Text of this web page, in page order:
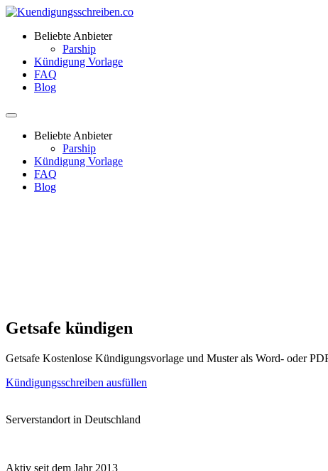
Beliebte Anbieter
Parship
Kündigung Vorlage
FAQ
Blog
Beliebte Anbieter
Parship
Kündigung Vorlage
FAQ
Blog
Getsafe kündigen
Getsafe Kostenlose Kündigungsvorlage und Muster als Word- oder
Kündigungsschreiben ausfüllen
Serverstandort in Deutschland
Aktiv seit dem Jahr 2013